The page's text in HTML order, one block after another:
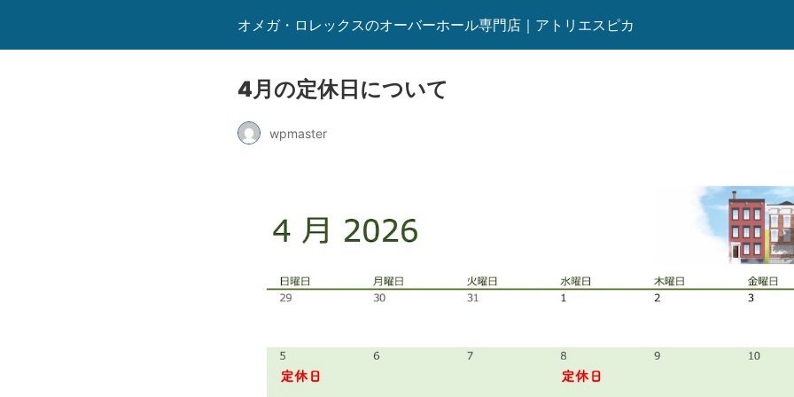
オメガ・ロレックスのオーバーホール専門店｜アトリエスピカ
4月の定休日について
wpmaster